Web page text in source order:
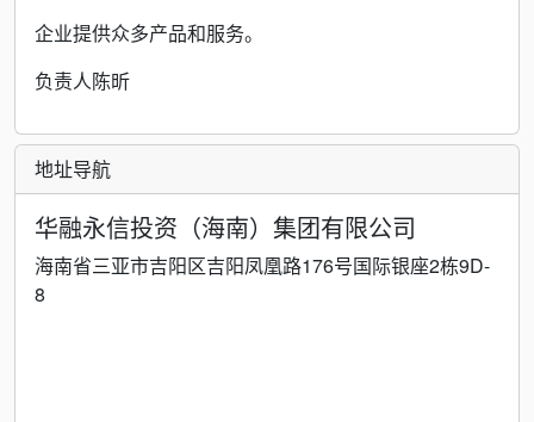
企业提供众多产品和服务。
负责人陈昕
地址导航
华融永信投资（海南）集团有限公司
海南省三亚市吉阳区吉阳凤凰路176号国际银座2栋9D-
8